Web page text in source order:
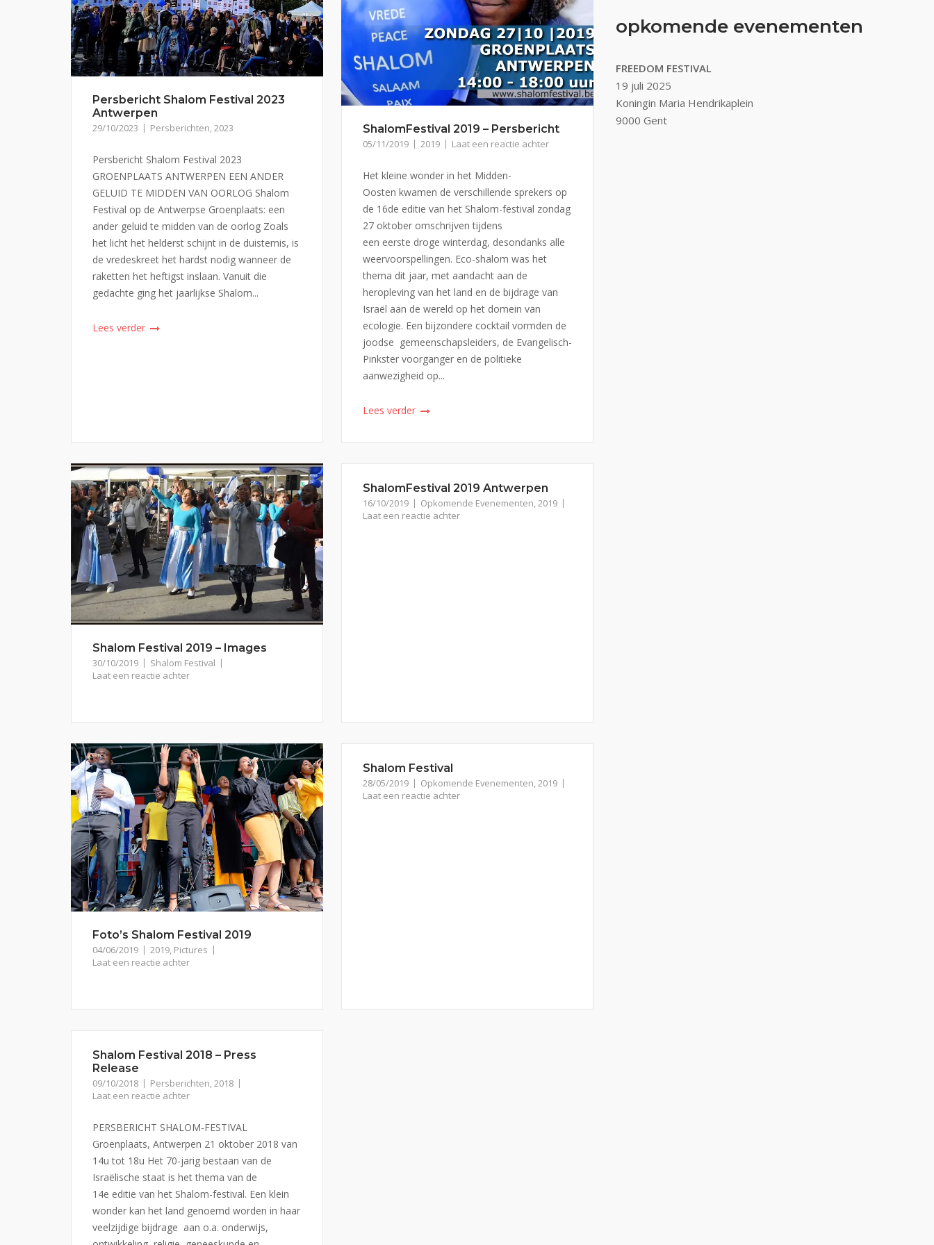
Persbericht Shalom Festival 2023
Antwerpen
29/10/2023 Persberichten,2023
Persbericht Shalom Festival 2023
GROENPLAATS ANTWERPEN EEN ANDER
GELUID TE MIDDEN VAN OORLOG Shalom
Festival op de Antwerpse Groenplaats: een
ander geluid te midden van de oorlog Zoals
het licht het helderst schijnt in de duisternis, is
de vredeskreet het hardst nodig wanneer de
raketten het heftigst inslaan. Vanuit die
gedachte ging het jaarlijkse Shalom...
Lees verder
ShalomFestival 2019 – Persbericht
05/11/2019 2019 Laat een reactie achter
Het kleine wonder in het Midden-
Oosten kwamen de verschillende sprekers op
de 16de editie van het Shalom-festival zondag
27 oktober omschrijven tijdens
een eerste droge winterdag, desondanks alle
weervoorspellingen. Eco-shalom was het
thema dit jaar, met aandacht aan de
heropleving van het land en de bijdrage van
Israël aan de wereld op het domein van
ecologie. Een bijzondere cocktail vormden de
joodse gemeenschapsleiders, de Evangelisch-
Pinkster voorganger en de politieke
aanwezigheid op...
Lees verder
Shalom Festival 2019 – Images
30/10/2019
Shalom Festival
Laat een reactie achter
ShalomFestival 2019 Antwerpen
16/10/2019 Opkomende Evenementen,2019
Laat een reactie achter
Foto’s Shalom Festival 2019
04/06/2019 2019, Pictures
Laat een reactie achter
Shalom Festival
28/05/2019 Opkomende Evenementen,2019
Laat een reactie achter
Shalom Festival 2018 – Press
Release
09/10/2018 Persberichten,2018
Laat een reactie achter
PERSBERICHT SHALOM-FESTIVAL
Groenplaats, Antwerpen 21 oktober 2018 van
14u tot 18u Het 70-jarig bestaan van de
Israëlische staat is het thema van de
14e editie van het Shalom-festival. Een klein
wonder kan het land genoemd worden in haar
veelzijdige bijdrage aan o.a. onderwijs,
opkomende evenementen
FREEDOM FESTIVAL
19 juli 2025
Koningin Maria Hendrikaplein
9000 Gent